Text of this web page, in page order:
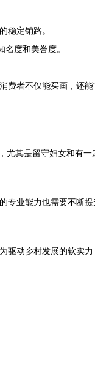
稳定销路。
度和美誉度。
者不仅能买画，还能
尤其是留守妇女和有一
专业能力也需要不断
驱动乡村发展的软实